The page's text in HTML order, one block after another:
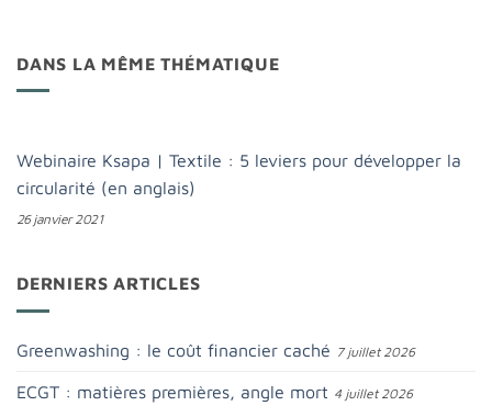
DANS LA MÊME THÉMATIQUE
Webinaire Ksapa | Textile : 5 leviers pour développer la
circularité (en anglais)
26 janvier 2021
DERNIERS ARTICLES
Greenwashing : le coût financier caché 7 juillet 2026
ECGT : matières premières, angle mort 4 juillet 2026